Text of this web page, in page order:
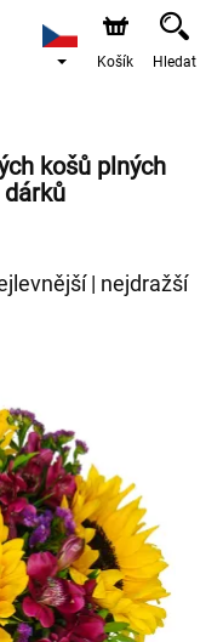
Košík Hledat
košů plných
| nejdražší